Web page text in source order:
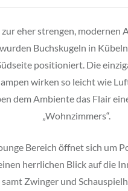
zur eher strengen, modernen
Buchskugeln in
positioniert. Die
wirken so leicht wie
dem Ambiente das Flair
„Wohnzimmers“.
Bereich öffnet sich um
herrlichen Blick auf die
Zwinger und